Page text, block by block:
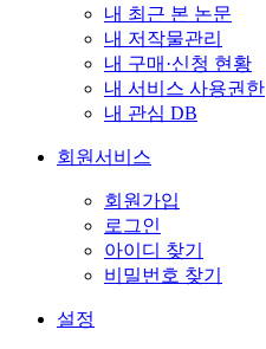
내 최근 본 논문
내 저작물관리
내 구매·신청 현황
내 서비스 사용권한
내 관심 DB
회원서비스
회원가입
로그인
아이디 찾기
비밀번호 찾기
설정